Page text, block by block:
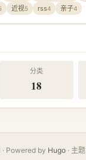
近视5 rss4 亲子4
分类
18
Powered by Hugo· 主题